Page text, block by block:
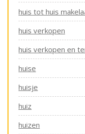
huis tot huis
huis verkopen
huis verkopen en
huise
huisje
huiz
huizen